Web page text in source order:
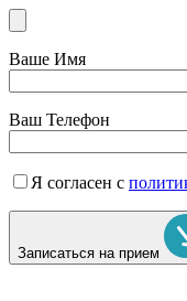
Ваше Имя
Ваш Телефон
Я согласен с
Записаться на прием